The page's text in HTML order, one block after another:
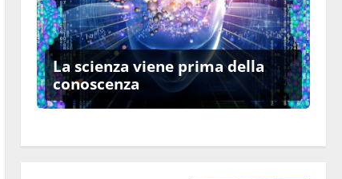
La scienza viene prima della
conoscenza